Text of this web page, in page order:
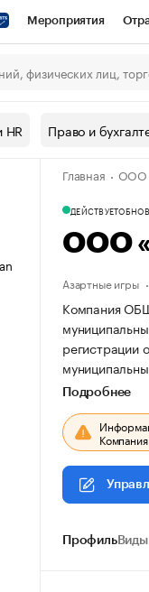
Мероприятия
СПб Спецпроекты
Рынок наличной валюты
Право и
Главная ООО
ДЕЙСТВУЕТ
ООО
Азартные игры
Компания
регистрации
Подробнее
ПрофильВиды